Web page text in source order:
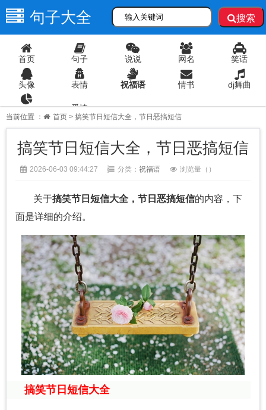
句子大全 搜索
首页 句子 说说 网名 笑话
头像 表情 祝福语 情书 dj舞曲
爱情
当前位置 ： 首页 > 搞笑节日短信大全，节日恶搞短信
搞笑节日短信大全，节日恶搞短信
2026-06-03 09:44:27 分类： 祝福语 浏览量（ ）
关于搞笑节日短信大全，节日恶搞短信的内容，下
面是详细的介绍。
搞笑节日短信大全